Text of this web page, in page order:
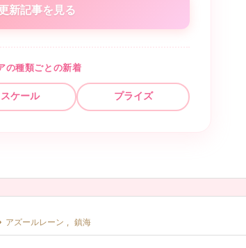
新記事を見る
の種類ごとの新着
スケール プライズ
アズールレーン , 鎮海